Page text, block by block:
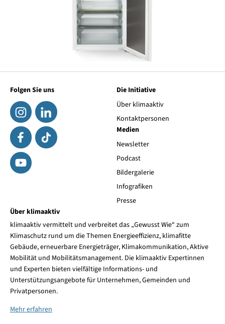
Folgen Sie uns
Die Initiative
Über klimaaktiv
Kontaktpersonen
Medien
Newsletter
Podcast
Bildergalerie
Infografiken
Presse
Über klimaaktiv
klimaaktiv vermittelt und verbreitet das „Gewusst Wie“ zum
Klimaschutz rund um die Themen Energieeffizienz, klimafitte
Gebäude, erneuerbare Energieträger, Klimakommunikation, Aktive
Mobilität und Mobilitätsmanagement. Die klimaaktiv Expertinnen
und Experten bieten vielfältige Informations- und
Unterstützungsangebote für Unternehmen, Gemeinden und
Privatpersonen.
Mehr erfahren